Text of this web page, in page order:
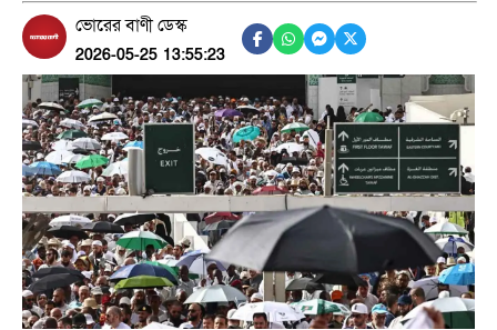
ভোরের বাণী ডেস্ক
2026-05-25 13:55:23